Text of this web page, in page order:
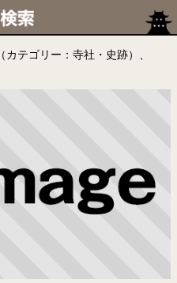
テゴリー：寺社・史跡）、